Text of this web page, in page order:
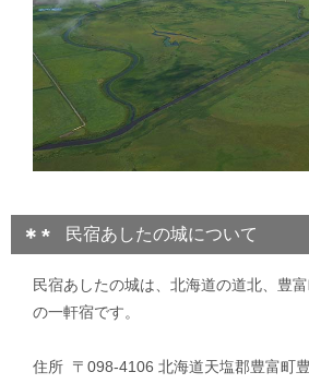
民宿あしたの城について
民宿あしたの城は、北海道の道北、豊
の一軒宿です。
住所 〒098-4106 北海道天塩郡豊富町